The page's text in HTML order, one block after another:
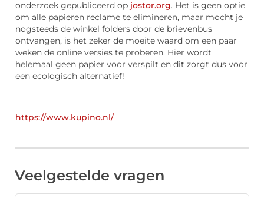
onderzoek gepubliceerd op jostor.org. Het is geen optie
om alle papieren reclame te elimineren, maar mocht je
nogsteeds de winkel folders door de brievenbus
ontvangen, is het zeker de moeite waard om een paar
weken de online versies te proberen. Hier wordt
helemaal geen papier voor verspilt en dit zorgt dus voor
een ecologisch alternatief!
https://www.kupino.nl/
Veelgestelde vragen